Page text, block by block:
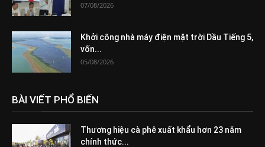
07/08/2026
Khởi công nhà máy điện mặt trời Dầu Tiếng 5,
vốn...
05/08/2026
BÀI VIẾT PHỔ BIẾN
Thương hiệu cà phê xuất khẩu hơn 23 năm
chính thức...